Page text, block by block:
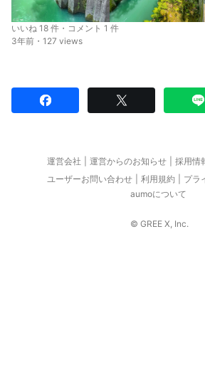
いいね 18 件・コメント 1 件
3年前・127 views
運営会社 運営からのお知らせ 採用情
ユーザーお問い合わせ
利用規約
プラ
aumoについて
© GREE X, Inc.